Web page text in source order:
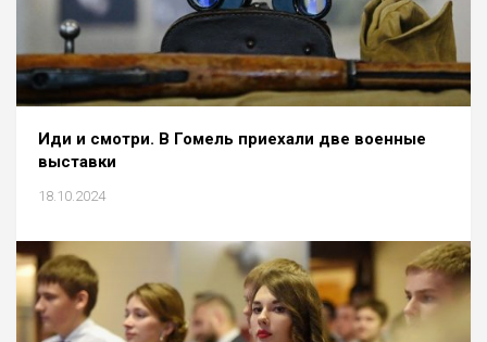
Иди и смотри. В Гомель приехали две военные
выставки
18.10.2024